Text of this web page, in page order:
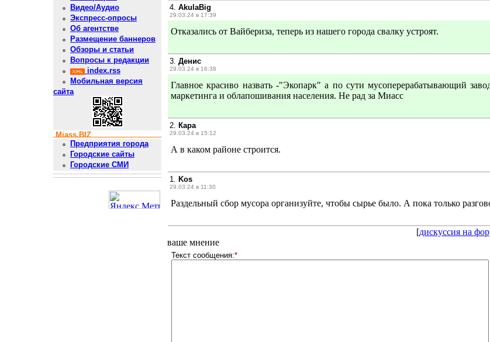
Видео/Аудио
Экспресс-опросы
Об агентстве
Размещение баннеров
Обзоры и статьи
Вопросы к редакции
index.rss
Мобильная версия
сайта
Miass.BIZ
Предприятия города
Городские сайты
Городские СМИ
4. AkulaBig
29.03.24 в 17:39
Отказались от Вайбериза, теперь из нашего города свалку устроят.
3. Денис
29.03.24 в 16:38
Главное красиво назвать -"Экопарк" а по сути мусоперерабатывающий
маркетинга и облапошивания населения. Не рад за Миасс
2. Кара
29.03.24 в 15:12
А в каком районе строится.
1. Kos
29.03.24 в 11:30
Раздельный сбор мусора организуйте, чтобы сырье было. А пока только
[дискуссия на
ваше мнение
Текст сообщения:*